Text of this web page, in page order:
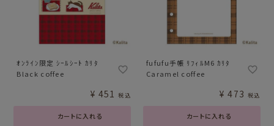
ｵﾝﾗｲﾝ限定 ｼｰﾙｼｰﾄ ｶﾘﾀ
Black coffee
カートに入れる
¥ 451 税込
fufufu手帳 ﾘﾌｨﾙM6 ｶﾘﾀ
Caramel coffee
カートに入れる
¥ 473 税込